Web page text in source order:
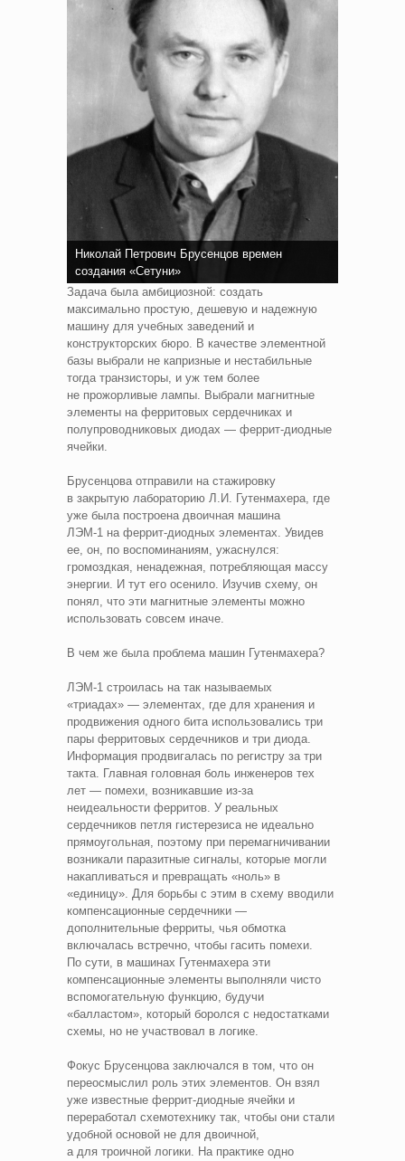
Николай Петрович Брусенцов времен
создания «Сетуни»
Задача была амбициозной: создать
максимально простую, дешевую и надежную
машину для учебных заведений и
конструкторских бюро. В качестве элементной
базы выбрали не капризные и нестабильные
тогда транзисторы, и уж тем более
не прожорливые лампы. Выбрали магнитные
элементы на ферритовых сердечниках и
полупроводниковых диодах — феррит‑диодные
ячейки.
Брусенцова отправили на стажировку
в закрытую лабораторию Л.И. Гутенмахера, где
уже была построена двоичная машина
ЛЭМ-1 на феррит‑диодных элементах. Увидев
ее, он, по воспоминаниям, ужаснулся:
громоздкая, ненадежная, потребляющая массу
энергии. И тут его осенило. Изучив схему, он
понял, что эти магнитные элементы можно
использовать совсем иначе.
В чем же была проблема машин Гутенмахера?
ЛЭМ-1 строилась на так называемых
«триадах» — элементах, где для хранения и
продвижения одного бита использовались три
пары ферритовых сердечников и три диода.
Информация продвигалась по регистру за три
такта. Главная головная боль инженеров тех
лет — помехи, возникавшие из‑за
неидеальности ферритов. У реальных
сердечников петля гистерезиса не идеально
прямоугольная, поэтому при перемагничивании
возникали паразитные сигналы, которые могли
накапливаться и превращать «ноль» в
«единицу». Для борьбы с этим в схему вводили
компенсационные сердечники —
дополнительные ферриты, чья обмотка
включалась встречно, чтобы гасить помехи.
По сути, в машинах Гутенмахера эти
компенсационные элементы выполняли чисто
вспомогательную функцию, будучи
«балластом», который боролся с недостатками
схемы, но не участвовал в логике.
Фокус Брусенцова заключался в том, что он
переосмыслил роль этих элементов. Он взял
уже известные феррит‑диодные ячейки и
переработал схемотехнику так, чтобы они стали
удобной основой не для двоичной,
а для троичной логики. На практике одно